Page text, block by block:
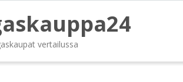
vertailussa